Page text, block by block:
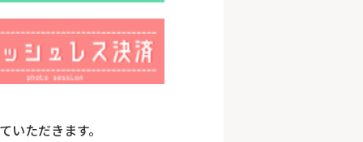
いただきます。